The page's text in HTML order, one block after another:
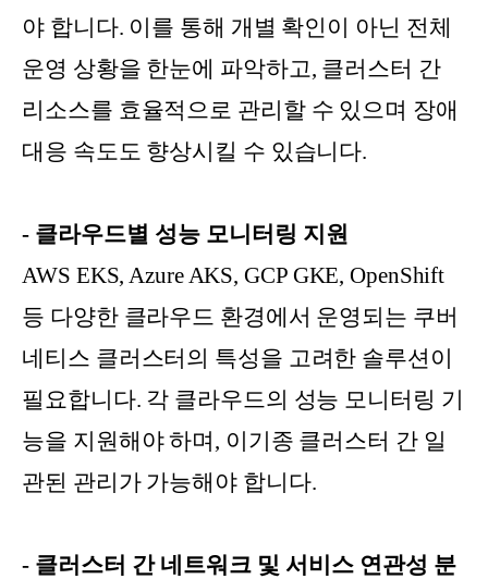
야 합니다. 이를 통해 개별 확인이 아닌 전체
운영 상황을 한눈에 파악하고, 클러스터 간
리소스를 효율적으로 관리할 수 있으며 장애
대응 속도도 향상시킬 수 있습니다.
- 클라우드별 성능 모니터링 지원
AWS EKS, Azure AKS, GCP GKE, OpenShift
등 다양한 클라우드 환경에서 운영되는 쿠버
네티스 클러스터의 특성을 고려한 솔루션이
필요합니다. 각 클라우드의 성능 모니터링 기
능을 지원해야 하며, 이기종 클러스터 간 일
관된 관리가 가능해야 합니다.
- 클러스터 간 네트워크 및 서비스 연관성 분